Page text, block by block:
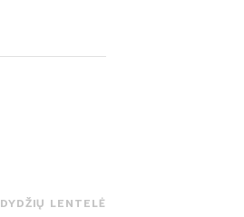
DYDŽIŲ LENTELĖ